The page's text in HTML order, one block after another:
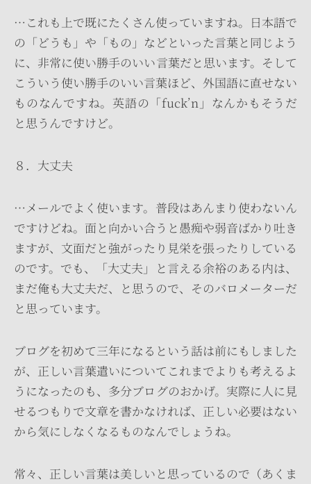
…これも上で既にたくさん使っていますね。日本語で
の「どうも」や「もの」などといった言葉と同じよう
に、非常に使い勝手のいい言葉だと思います。そして
こういう使い勝手のいい言葉ほど、外国語に直せない
ものなんですね。英語の「fuck’n」なんかもそうだ
と思うんですけど。
８．大丈夫
…メールでよく使います。普段はあんまり使わないん
ですけどね。面と向かい合うと愚痴や弱音ばかり吐き
ますが、文面だと強がったり見栄を張ったりしている
のです。でも、「大丈夫」と言える余裕のある内は、
まだ俺も大丈夫だ、と思うので、そのバロメーターだ
と思っています。
ブログを初めて三年になるという話は前にもしました
が、正しい言葉遣いについてこれまでよりも考えるよ
うになったのも、多分ブログのおかげ。実際に人に見
せるつもりで文章を書かなければ、正しい必要はない
から気にしなくなるものなんでしょうね。
常々、正しい言葉は美しいと思っているので（あくま